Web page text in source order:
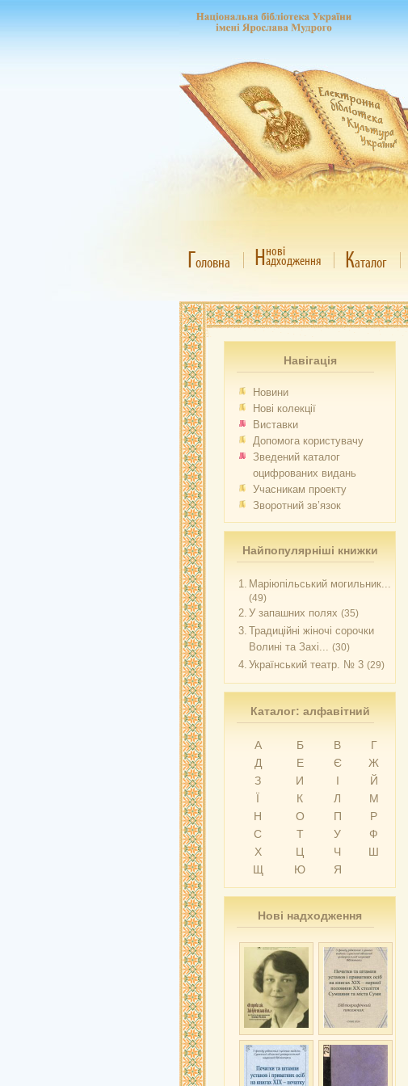
Головна Ннові
адходження Каталог
Навігація
Новини
Нові колекції
Виставки
Допомога користувачу
Зведений каталог
оцифрованих видань
Учасникам проекту
Зворотний зв’язок
Найпопулярніші книжки
1. Маріюпільський могильник...
(49)
2. У запашних полях (35)
3. Традиційні жіночі сорочки
Волині та Захі... (30)
4. Український театр. № 3 (29)
Каталог: алфавітний
А Б В
Г
Д
Е Є
Ж
З
И І
Й
Ї
К Л
М
Н
О П
Р
С
Т У
Ф
Х
Ц Ч
Ш
Щ
Ю Я
Нові надходження